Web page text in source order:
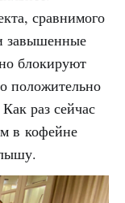
сравнимого
завышенные
блокируют
положительно
раз сейчас
в кофейне